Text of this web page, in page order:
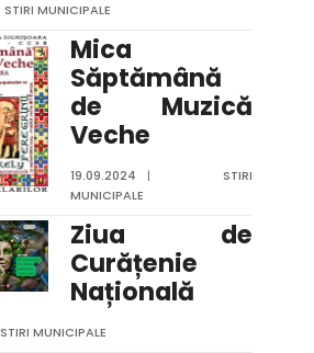
STIRI MUNICIPALE
Mica
Săptămână
de Muzică
Veche
19.09.2024 |
STIRI
MUNICIPALE
Ziua de
Curățenie
Națională
STIRI MUNICIPALE